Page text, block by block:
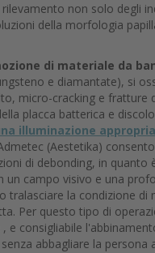
rilevamento non solo degli
della morfologia
di materiale da
e diamantate), si
micro-cracking e
placca batterica e
illuminazione
(Aestetika)
di debonding, in
un campo visivo e una
la condizione
Per questo tipo di
e consigliabile
abbagliare la persona